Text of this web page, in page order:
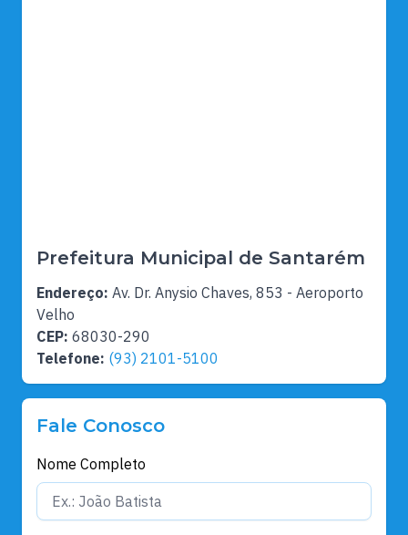
Prefeitura Municipal de Santarém
Endereço: Av. Dr. Anysio Chaves, 853 - Aeroporto
Velho
CEP: 68030-290
Telefone: (93) 2101-5100
Fale Conosco
Nome Completo